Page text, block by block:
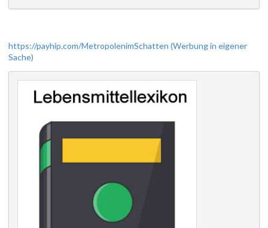
https://payhip.com/MetropolenimSchatten (Werbung in eigener
Sache)